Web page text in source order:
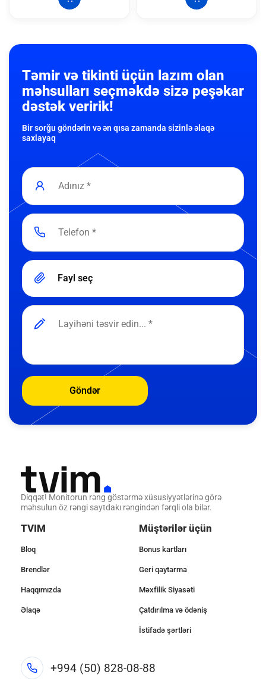
Təmir və tikinti üçün lazım olan
məhsulları seçməkdə sizə peşəkar
dəstək veririk!
Bir sorğu göndərin və ən qısa zamanda sizinlə əlaqə
saxlayaq
Fayl seç
Göndər
Diqqət! Monitorun rəng göstərmə xüsusiyyətlərinə görə
məhsulun öz rəngi saytdakı rəngindən fərqli ola bilər.
TVIM
Bloq
Brendlər
Haqqımızda
Əlaqə
Müştərilər üçün
Bonus kartları
Geri qaytarma
Məxfilik Siyasəti
Çatdırılma və ödəniş
İstifadə şərtləri
+994 (50) 828-08-88